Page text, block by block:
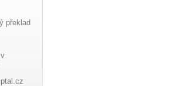
překlad